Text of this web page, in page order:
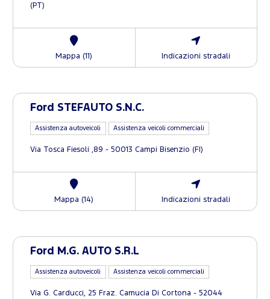
(PT)
Mappa (11) Indicazioni stradali
Ford STEFAUTO S.N.C.
Assistenza autoveicoli Assistenza veicoli commerciali
Via Tosca Fiesoli ,89 - 50013 Campi Bisenzio (FI)
Mappa (14) Indicazioni stradali
Ford M.G. AUTO S.R.L
Assistenza autoveicoli Assistenza veicoli commerciali
Via G. Carducci, 25 Fraz. Camucia Di Cortona - 52044